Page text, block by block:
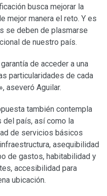
busca mejorar la
mejor manera el reto. Y es
se deben de plasmarse
de nuestro país.
de acceder a una
particularidades de cada
aseveró Aguilar.
también contempla
del país, así como la
de servicios básicos
asequibilidad
de gastos, habitabilidad y
accesibilidad para
ubicación.